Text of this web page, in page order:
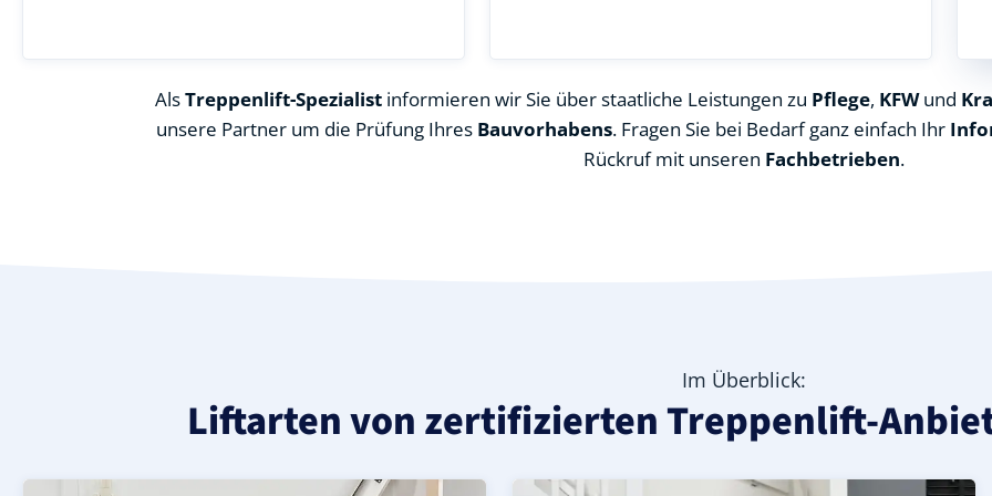
AlsTreppenlift-Spezialist informieren wir Sie über staatliche Leistungen zu Pflege, KFWund
unsere Partner um die Prüfung Ihres Bauvorhabens. Fragen Sie bei Bedarf ganz einfach Ihr
Rückruf mit unseren Fachbetrieben.
Im Überblick:
Liftarten von zertifizierten Treppenlift-